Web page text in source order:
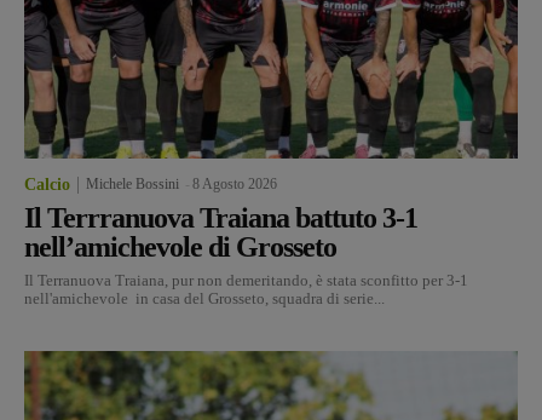
Calcio Michele Bossini 8 Agosto 2026
Il Terrranuova Traiana battuto 3-1
nell’amichevole di Grosseto
Il Terranuova Traiana, pur non demeritando, è stata sconfitto per 3-1
nell'amichevole in casa del Grosseto, squadra di serie...